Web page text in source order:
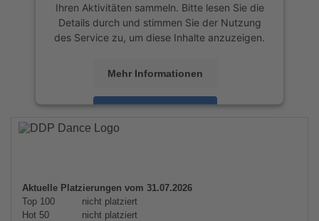
Ihren Aktivitäten sammeln. Bitte lesen Sie die
Details durch und stimmen Sie der Nutzung
des Service zu, um diese Inhalte anzuzeigen.
Mehr Informationen
Akzeptieren
powered by
Aktuelle Platzierungen vom 31.07.2026
Top 100
nicht platziert
Hot 50
nicht platziert